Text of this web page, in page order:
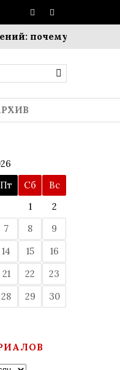
почему Шарлиз
Пт Сб
Вс
1
2
7 8
9
14 15
16
21 22
23
28 29
30